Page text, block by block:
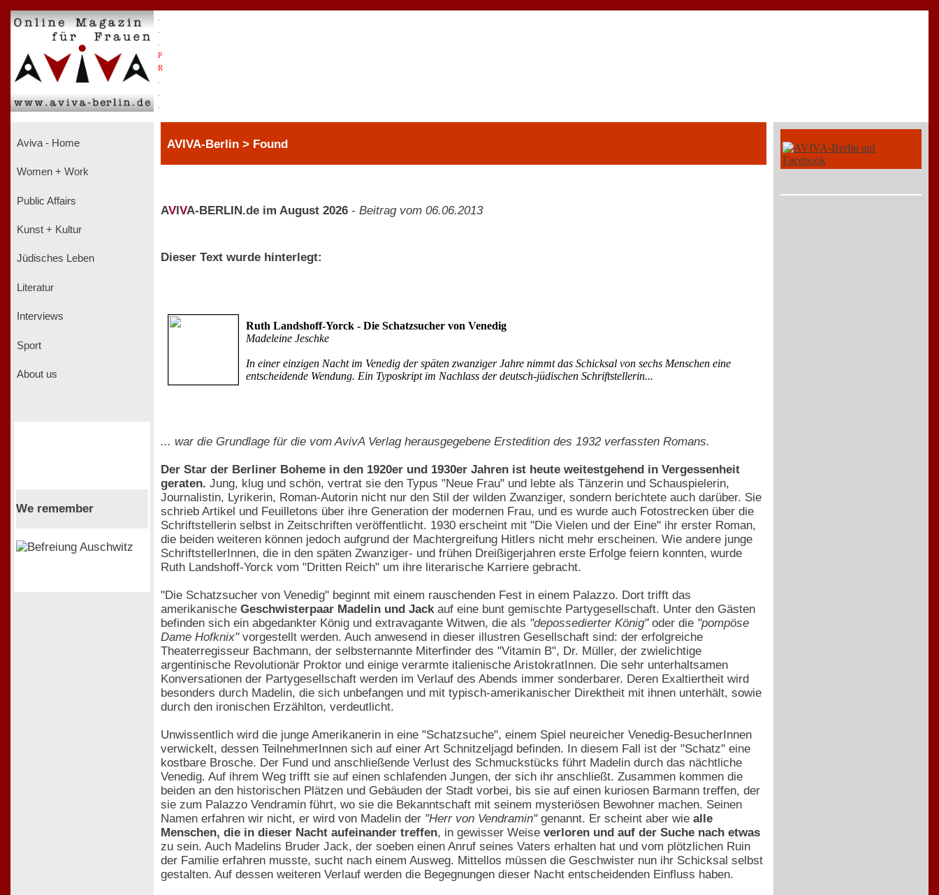
P
R
Aviva - Home
Women + Work
Public Affairs
Kunst + Kultur
Jüdisches Leben
Literatur
Interviews
Sport
About us
We remember
AVIVA-Berlin > Found
AV VA-BERLIN.de im August 2026 - Beitrag vom 06.06.2013
Dieser Text wurde hinterlegt:
Ruth Landshoff-Yorck - Die Schatzsucher von Venedig
Madeleine Jeschke
In einer einzigen Nacht im Venedig der späten zwanziger Jahre nimmt das Schicksal von sechs Menschen eine
entscheidende Wendung. Ein Typoskript im Nachlass der deutsch-jüdischen Schriftstellerin...
... war die Grundlage für die vom AvivA Verlag herausgegebene Erstedition des 1932 verfassten Romans.
Der Star der Berliner Boheme in den 1920er und 1930er Jahren ist heute weitestgehend in Vergessenheit
geraten. Jung, klug und schön, vertrat sie den Typus "Neue Frau" und lebte als Tänzerin und Schauspielerin,
Journalistin, Lyrikerin, Roman-Autorin nicht nur den Stil der wilden Zwanziger, sondern berichtete auch darüber. Sie
schrieb Artikel und Feuilletons über ihre Generation der modernen Frau, und es wurde auch Fotostrecken über die
Schriftstellerin selbst in Zeitschriften veröffentlicht. 1930 erscheint mit "Die Vielen und der Eine" ihr erster Roman,
die beiden weiteren können jedoch aufgrund der Machtergreifung Hitlers nicht mehr erscheinen. Wie andere junge
SchriftstellerInnen, die in den späten Zwanziger- und frühen Dreißigerjahren erste Erfolge feiern konnten, wurde
Ruth Landshoff-Yorck vom "Dritten Reich" um ihre literarische Karriere gebracht.
"Die Schatzsucher von Venedig" beginnt mit einem rauschenden Fest in einem Palazzo. Dort trifft das
amerikanische Geschwisterpaar Madelin und Jackauf eine bunt gemischte Partygesellschaft. Unter den Gästen
befinden sich ein abgedankter König und extravagante Witwen, die als "depossedierter König"oder die "pompöse
Dame Hofknix"vorgestellt werden. Auch anwesend in dieser illustren Gesellschaft sind: der erfolgreiche
Theaterregisseur Bachmann, der selbsternannte Miterfinder des "Vitamin B", Dr. Müller, der zwielichtige
argentinische Revolutionär Proktor und einige verarmte italienische AristokratInnen. Die sehr unterhaltsamen
Konversationen der Partygesellschaft werden im Verlauf des Abends immer sonderbarer. Deren Exaltiertheit wird
besonders durch Madelin, die sich unbefangen und mit typisch-amerikanischer Direktheit mit ihnen unterhält, sowie
durch den ironischen Erzählton, verdeutlicht.
Unwissentlich wird die junge Amerikanerin in eine "Schatzsuche", einem Spiel neureicher Venedig-BesucherInnen
verwickelt, dessen TeilnehmerInnen sich auf einer Art Schnitzeljagd befinden. In diesem Fall ist der "Schatz" eine
kostbare Brosche. Der Fund und anschließende Verlust des Schmuckstücks führt Madelin durch das nächtliche
Venedig. Auf ihrem Weg trifft sie auf einen schlafenden Jungen, der sich ihr anschließt. Zusammen kommen die
beiden an den historischen Plätzen und Gebäuden der Stadt vorbei, bis sie auf einen kuriosen Barmann treffen, der
sie zum Palazzo Vendramin führt, wo sie die Bekanntschaft mit seinem mysteriösen Bewohner machen. Seinen
Namen erfahren wir nicht, er wird von Madelin der "Herr von Vendramin"genannt. Er scheint aber wie alle
Menschen, die in dieser Nacht aufeinander treffen, in gewisser Weise verloren und auf der Suche nach etwas
zu sein. Auch Madelins Bruder Jack, der soeben einen Anruf seines Vaters erhalten hat und vom plötzlichen Ruin
der Familie erfahren musste, sucht nach einem Ausweg. Mittellos müssen die Geschwister nun ihr Schicksal selbst
gestalten. Auf dessen weiteren Verlauf werden die Begegnungen dieser Nacht entscheidenden Einfluss haben.